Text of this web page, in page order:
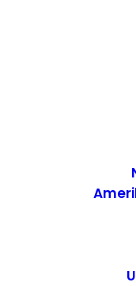
De bedste
13. februar 2017